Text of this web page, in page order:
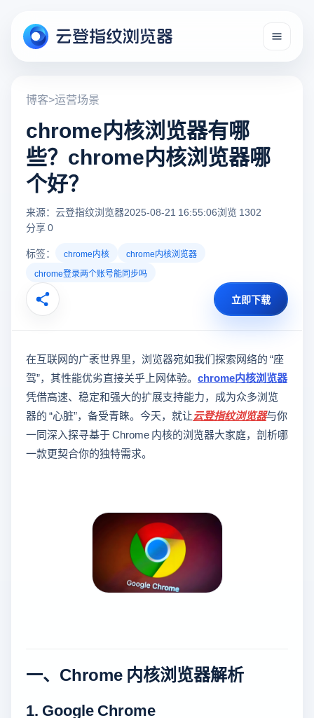
博客>运营场景
chrome内核浏览器有哪
些？chrome内核浏览器哪
个好？
来源：云登指纹浏览器2025-08-21 16:55:06浏览 1302
分享 0
标签：
chrome内核
chrome内核浏览器
chrome登录两个账号能同步吗
立即下载
在互联网的广袤世界里，浏览器宛如我们探索网络的 “座
驾”，其性能优劣直接关乎上网体验。 chrome内核浏览器
凭借高速、稳定和强大的扩展支持能力，成为众多浏览
器的 “心脏”，备受青睐。今天，就让云登指纹浏览器与你
一同深入探寻基于 Chrome 内核的浏览器大家庭，剖析哪
一款更契合你的独特需求。
一、Chrome 内核浏览器解析
1. Google Chrome